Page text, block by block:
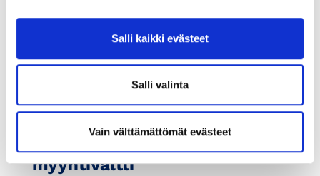
Salli kaikki evästeet
Salli valinta
Vain välttämättömät evästeet
30.11.2020 LIIKE-ELÄMÄ
Vihreys on entistä vahvempi
myyntivaltti